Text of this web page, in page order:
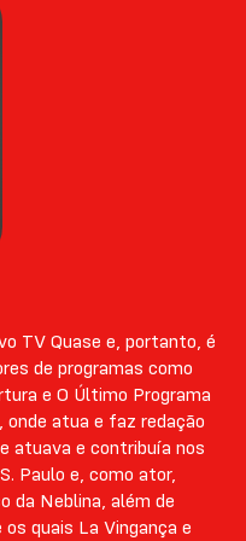
TV Quase e, portanto, é
de programas como
e O Último Programa
onde atua e faz redação
atuava e contribuía nos
Paulo e, como ator,
da Neblina, além de
quais La Vingança e